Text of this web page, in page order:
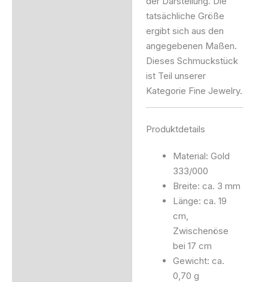
tatsächliche Größe
ergibt sich aus den
angegebenen Maßen.
Dieses Schmuckstück
ist Teil unserer
Kategorie Fine Jewelry.
Produktdetails
Material: Gold
333/000
Breite: ca. 3 mm
Länge: ca. 19
cm,
Zwischenöse
bei 17 cm
Gewicht: ca.
0,70 g